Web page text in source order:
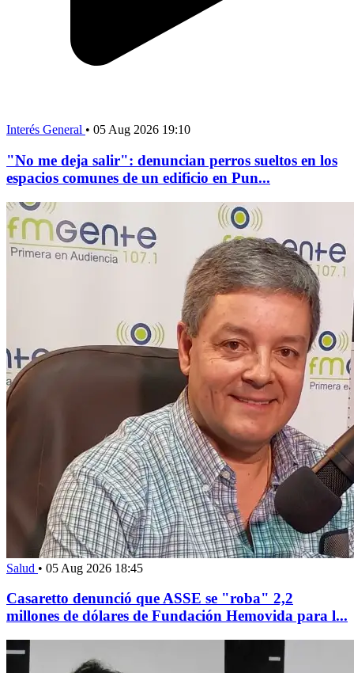
Interés General • 05 Aug 2026 19:10
"No me deja salir": denuncian perros sueltos en los
espacios comunes de un edificio en Pun...
Salud • 05 Aug 2026 18:45
Casaretto denunció que ASSE se "roba" 2,2
millones de dólares de Fundación Hemovida para l...